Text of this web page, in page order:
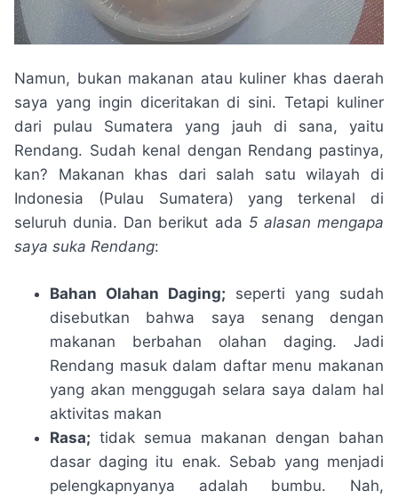
Namun, bukan makanan atau kuliner khas daerah
saya yang ingin diceritakan di sini. Tetapi kuliner
dari pulau Sumatera yang jauh di sana, yaitu
Rendang. Sudah kenal dengan Rendang pastinya,
kan? Makanan khas dari salah satu wilayah di
Indonesia (Pulau Sumatera) yang terkenal di
seluruh dunia. Dan berikut ada 5 alasan mengapa
saya suka Rendang:
Bahan Olahan Daging; seperti yang sudah
disebutkan bahwa saya senang dengan
makanan berbahan olahan daging. Jadi
Rendang masuk dalam daftar menu makanan
yang akan menggugah selara saya dalam hal
aktivitas makan
Rasa; tidak semua makanan dengan bahan
dasar daging itu enak. Sebab yang menjadi
pelengkapnyanya adalah bumbu. Nah,